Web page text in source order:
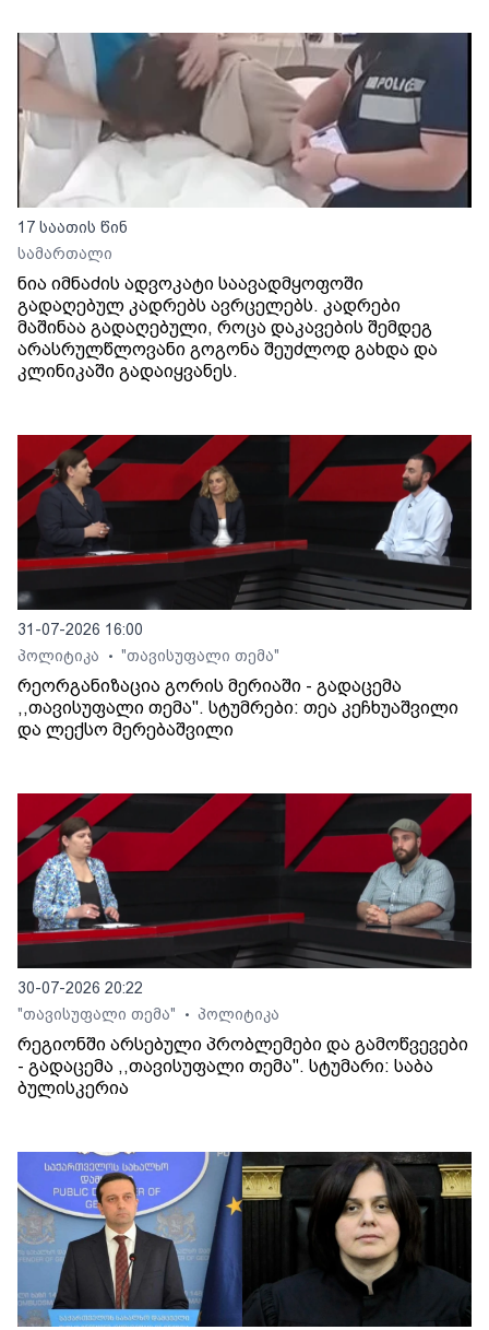
17 საათის წინ
სამართალი
ნია იმნაძის ადვოკატი საავადმყოფოში
გადაღებულ კადრებს ავრცელებს. კადრები
მაშინაა გადაღებული, როცა დაკავების შემდეგ
არასრულწლოვანი გოგონა შეუძლოდ გახდა და
კლინიკაში გადაიყვანეს.
31-07-2026 16:00
პოლიტიკა
• "თავისუფალი თემა"
რეორგანიზაცია გორის მერიაში - გადაცემა
,,თავისუფალი თემა". სტუმრები: თეა კეჩხუაშვილი
და ლექსო მერებაშვილი
30-07-2026 20:22
"თავისუფალი თემა"
• პოლიტიკა
რეგიონში არსებული პრობლემები და გამოწვევები
- გადაცემა ,,თავისუფალი თემა". სტუმარი: საბა
ბულისკერია